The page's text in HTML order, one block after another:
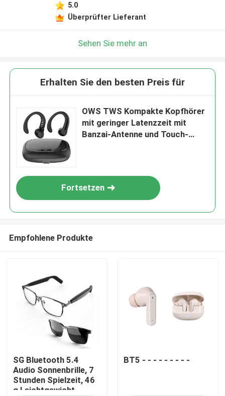
5.0
Überprüfter Lieferant
Sehen Sie mehr an
Erhalten Sie den besten Preis für
OWS TWS Kompakte Kopfhörer
mit geringer Latenzzeit mit
Banzai-Antenne und Touch-
Fortsetzen
Empfohlene Produkte
SG Bluetooth 5.4
Audio Sonnenbrille, 7
Stunden Spielzeit, 46
g Leichtgewicht
BT5 - - - - - - - - -